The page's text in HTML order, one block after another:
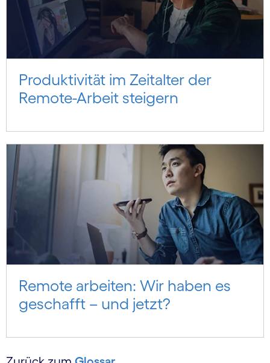
Produktivität im Zeitalter der
Remote-Arbeit steigern
Remote arbeiten: Wir haben es
geschafft – und jetzt?